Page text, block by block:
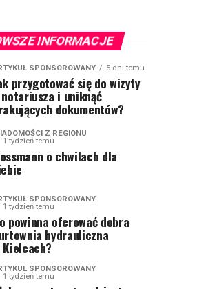
INFORMACJE
SPONSOROWANY 5 dni temu
przygotować się do wizyty
i uniknąć
dokumentów?
Z REGIONU
1 tydzień temu
o chwilach dla
SPONSOROWANY
1 tydzień temu
powinna oferować dobra
hydrauliczna
Kielcach?
SPONSOROWANY
1 tydzień temu